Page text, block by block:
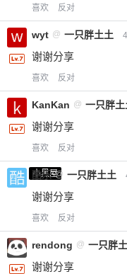
喜欢 反对
wyt @ 一只胖土土
谢谢分享
喜欢 反对
KanKan @ 一只胖土
谢谢分享
喜欢 反对
小黑屋
酷乐 @ 一只胖土土
谢谢分享
喜欢 反对
rendong @ 一只胖
谢谢分享